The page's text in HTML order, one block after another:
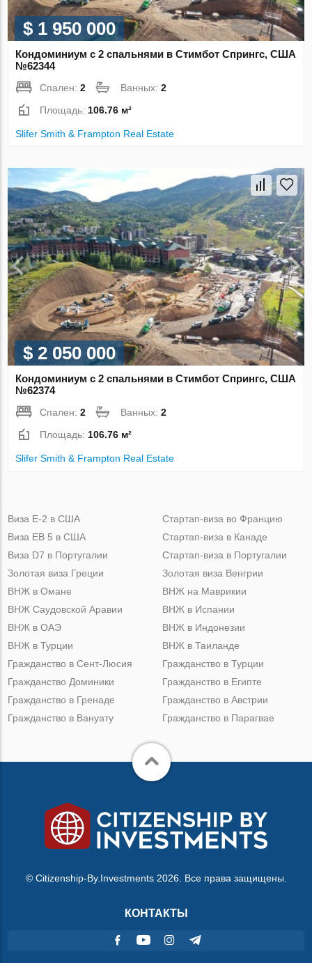
$ 1 950 000
Кондоминиум с 2 спальнями в Стимбот Спрингс, США
№62344
Спален:2 Ванных:2
Площадь: 106.76 м²
Slifer Smith & Frampton Real Estate
$ 2 050 000
Кондоминиум с 2 спальнями в Стимбот Спрингс, США
№62374
Спален:2 Ванных:2
Площадь: 106.76 м²
Slifer Smith & Frampton Real Estate
Виза Е-2 в США
Виза ЕВ 5 в США
Виза D7 в Португалии
Золотая виза Греции
Стартап-виза во Францию
Стартап-виза в Канаде
Стартап-виза в Португалии
Золотая виза Венгрии
ВНЖ в Омане
ВНЖ Саудовской Аравии
ВНЖ в ОАЭ
ВНЖ в Турции
ВНЖ на Маврикии
ВНЖ в Испании
ВНЖ в Индонезии
ВНЖ в Таиланде
Гражданство в Сент-Люсия
Гражданство Доминики
Гражданство в Гренаде
Гражданство в Вануату
Гражданство в Турции
Гражданство в Египте
Гражданство в Австрии
Гражданство в Парагвае
© Citizenship-By.Investments 2026. Все права защищены.
КОНТАКТЫ